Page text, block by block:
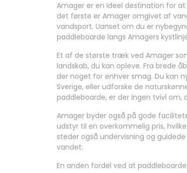
Amager er en ideel destination for
det første er Amager omgivet af
vandsport. Uanset om du er
paddleboarde langs Amagers
Et af de største træk ved Amager
landskab, du kan opleve. Fra brede
der noget for enhver smag. Du kan
Sverige, eller udforske de
paddleboarde, er der ingen tvivl
Amager byder også på gode
udstyr til en overkommelig pris,
steder også undervisning og
vandet.
En anden fordel ved at